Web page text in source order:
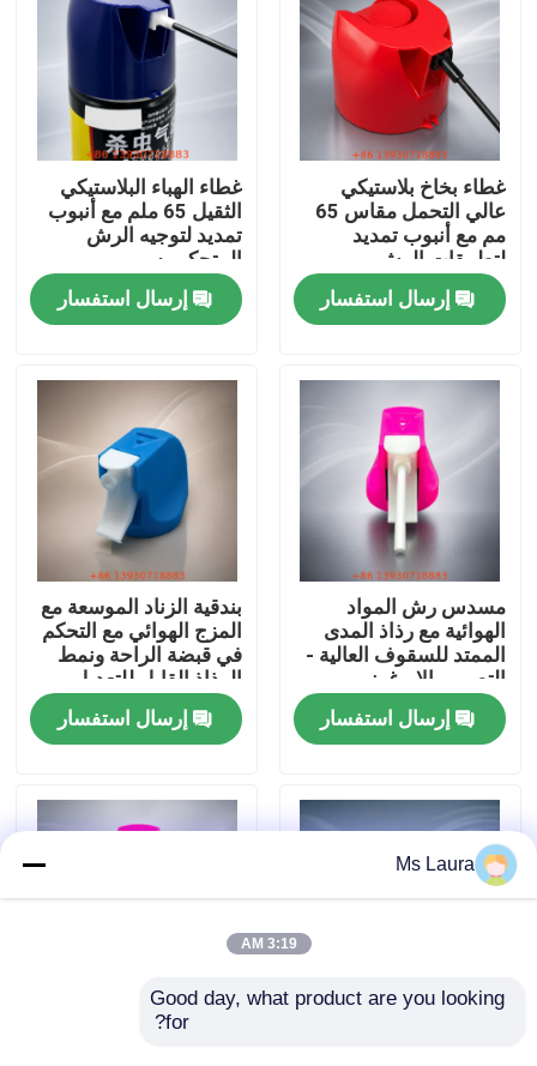
أشرطة فيديو
معلومات عنا
جولة في المعمل
مراقبة الجودة
اتصل بنا
أخبار
غطاء بخاخ بلاستيكي
عالي التحمل مقاس 65
مم مع أنبوب تمديد
لتطبيقات الرش
المستهدفة
إرسال استفسار
غطاء الهباء البلاستيكي
الثقيل 65 ملم مع أنبوب
تمديد لتوجيه الرش
المتحكم به
إرسال استفسار
مسدس رش المواد
الهوائية مع رذاذ المدى
الممتد للسقوف العالية -
التصميم الايرغونومي ،
التحكم الدقيق ، التوافق
العالميإرسال استفسار
بندقية الزناد الموسعة مع
المزج الهوائي مع التحكم
في قبضة الراحة ونمط
الرذاذ القابل للتعديل
إرسال استفسار
رذاذ إطلاق مضخة قابل
Ms Laura
3:19 AM
Good day, what product are you looking
for?